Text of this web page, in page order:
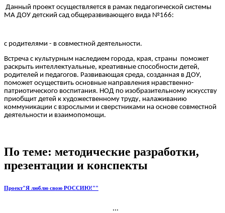
Данный проект осуществляется в рамах педагогической системы
МА ДОУ детский сад общеразвивающего вида №166:
с родителями - в совместной деятельности.
Встреча с культурным наследием города, края, страны поможет
раскрыть интеллектуальные, креативные способности детей,
родителей и педагогов. Развивающая среда, созданная в ДОУ,
поможет осуществить основные направления нравственно-
патриотического воспитания. НОД по изобразительному искусству
приобщит детей к художественному труду, налаживанию
коммуникации с взрослыми и сверстниками на основе совместной
деятельности и взаимопомощи.
По теме: методические разработки,
презентации и конспекты
Проект"Я люблю свою РОССИЮ!""
...